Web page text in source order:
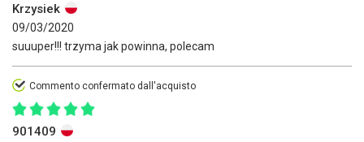
Krzysiek
09/03/2020
suuuper!!! trzyma jak powinna, polecam
Commento confermato dall'acquisto
901409